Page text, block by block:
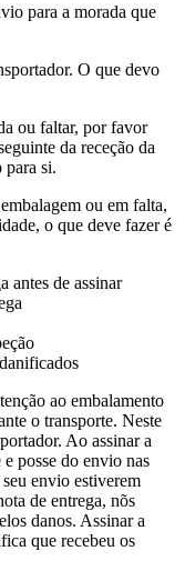
para a morada que
O que devo
ou faltar, por favor
da receção da
para si.
ou em falta,
o que deve fazer é
antes de assinar
ao embalamento
o transporte. Neste
Ao assinar a
posse do envio nas
envio estiverem
de entrega, nõs
danos. Assinar a
que recebeu os